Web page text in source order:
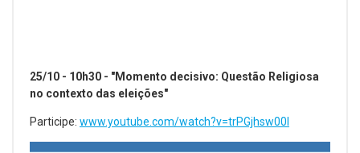
25/10 - 10h30 - "Momento decisivo: Questão Religiosa
no contexto das eleições"
Participe: www.youtube.com/watch?v=trPGjhsw00I